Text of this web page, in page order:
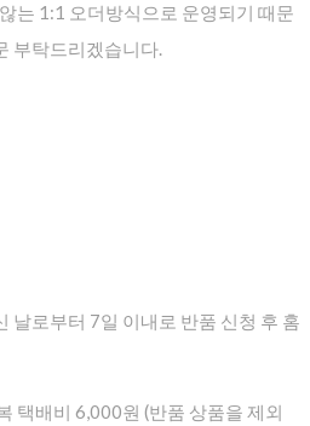
는 1:1 오더방식으로 운영되기 때문
부탁드리겠습니다.
날로부터 7일 이내로 반품 신청 후 홈
택배비 6,000원 (반품 상품을 제외